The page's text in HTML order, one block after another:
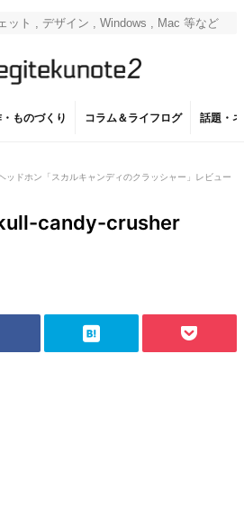
ものづくり コラム＆ライフログ 話題・
ッドホン「スカルキャンディのクラッシャー」レビュー
candy-crusher